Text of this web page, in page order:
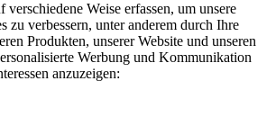
Weise erfassen, um unsere
zu verbessern, unter anderem durch Ihre
Produkten, unserer Website und unseren
Werbung und Kommunikation
anzuzeigen: